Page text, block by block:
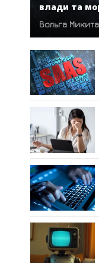
влади та
Вольга Микита